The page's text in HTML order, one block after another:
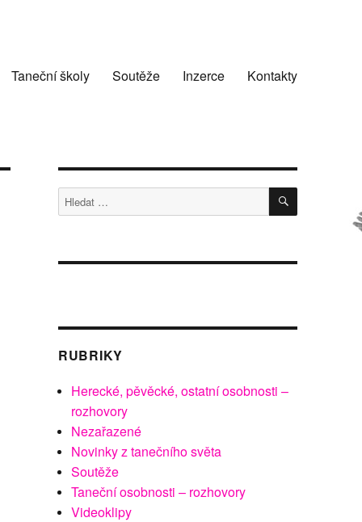
Taneční školy Soutěže Inzerce Kontakty
Hledat: HLEDÁNÍ
RUBRIKY
Herecké, pěvěcké, ostatní osobnosti –
rozhovory
Nezařazené
Novinky z tanečního světa
Soutěže
Taneční osobnosti – rozhovory
Videoklipy